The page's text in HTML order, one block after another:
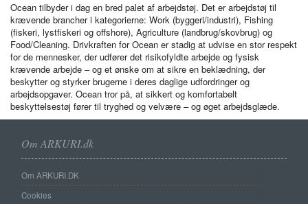
Ocean tilbyder i dag en bred palet af arbejdstøj. Det er arbejdstøj til
krævende brancher i kategorierne: Work (byggeri/industri), Fishing
(fiskeri, lystfiskeri og offshore), Agriculture (landbrug/skovbrug) og
Food/Cleaning. Drivkraften for Ocean er stadig at udvise en stor respekt
for de mennesker, der udfører det risikofyldte arbejde og fysisk
krævende arbejde – og et ønske om at sikre en beklædning, der
beskytter og styrker brugerne i deres daglige udfordringer og
arbejdsopgaver. Ocean tror på, at sikkert og komfortabelt
beskyttelsestøj fører til tryghed og velvære – og øget arbejdsglæde.
Om ARKURI.dk
Om ARKURI.DK
Cookies